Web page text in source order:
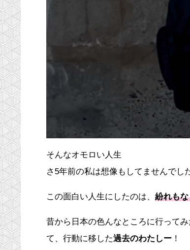
そんなオモロい人生
さ5年前の私は想像もしてませんでした
この面白い人生にしたのは、 紛れも
昔から日本の色んなところに行って
て、行動に移した過去のわたしー！